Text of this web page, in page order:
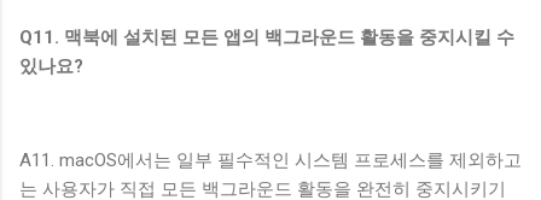
Q11. 맥북에 설치된 모든 앱의 백그라운드 활동을 중지시킬 수
있나요?
A11. macOS에서는 일부 필수적인 시스템 프로세스를 제외하고
는 사용자가 직접 모든 백그라운드 활동을 완전히 중지시키기